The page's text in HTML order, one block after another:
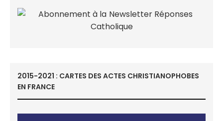
2015-2021 : CARTES DES ACTES CHRISTIANOPHOBES
EN FRANCE